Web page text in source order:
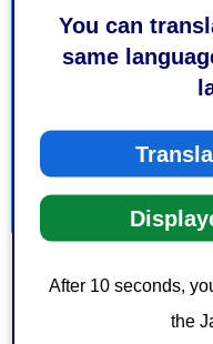
You can
same
After 10 seconds,
the
3：役に立たなかっ
このページの情報は
1：見つけやすかっ
3：見つけにくかっ